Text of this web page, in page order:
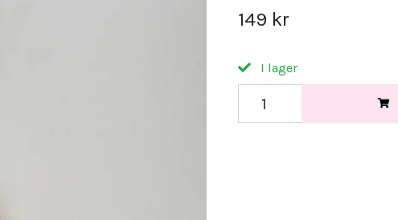
149 kr
I lager